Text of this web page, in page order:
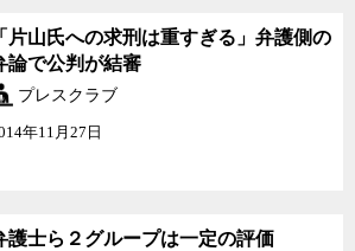
「片山氏への求刑は重すぎる」弁護側の
論で公判が結審
プレスクラブ
年11月27日
護士ら２グループは一定の評価